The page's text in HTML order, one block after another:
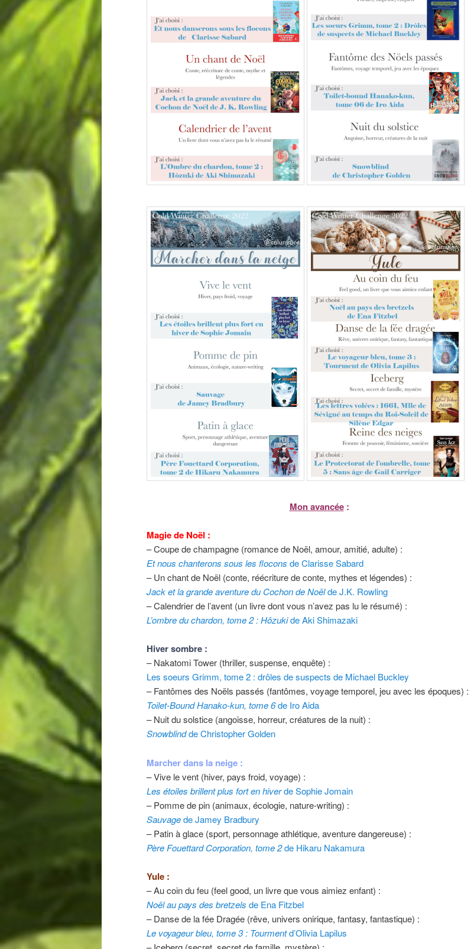
Mon avancée:
Magie de Noël :
– Coupe de champagne (romance de Noël, amour, amitié, adulte) :
Et nous chanterons sous les flocons de Clarisse Sabard
– Un chant de Noël (conte, réécriture de conte, mythes et légendes) :
Jack et la grande aventure du Cochon de Noëlde J.K. Rowling
– Calendrier de l’avent (un livre dont vous n’avez pas lu le résumé) :
L’ombre du chardon, tome 2 : Hôzukide Aki Shimazaki
Hiver sombre :
– Nakatomi Tower (thriller, suspense, enquête) :
Les soeurs Grimm, tome 2 : drôles de suspects de Michael Buckley
– Fantômes des Noëls passés (fantômes, voyage temporel, jeu avec les époques) :
Toilet-Bound Hanako-kun, tome 6de Iro Aida
– Nuit du solstice (angoisse, horreur, créatures de la nuit) :
Snowblindde Christopher Golden
Marcher dans la neige :
– Vive le vent (hiver, pays froid, voyage) :
Les étoiles brillent plus fort en hiverde Sophie Jomain
– Pomme de pin (animaux, écologie, nature-writing) :
Sauvagede Jamey Bradbury
– Patin à glace (sport, personnage athlétique, aventure dangereuse) :
Père Fouettard Corporation, tome 2de Hikaru Nakamura
Yule :
– Au coin du feu (feel good, un livre que vous aimiez enfant) :
Noël au pays des bretzels de Ena Fitzbel
– Danse de la fée Dragée (rêve, univers onirique, fantasy, fantastique) :
Le voyageur bleu, tome 3 : Tourmentd’Olivia Lapilus